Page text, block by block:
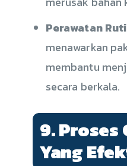
Perawatan
menawarkan
membantu
secara berkala.
9. Proses
Yang